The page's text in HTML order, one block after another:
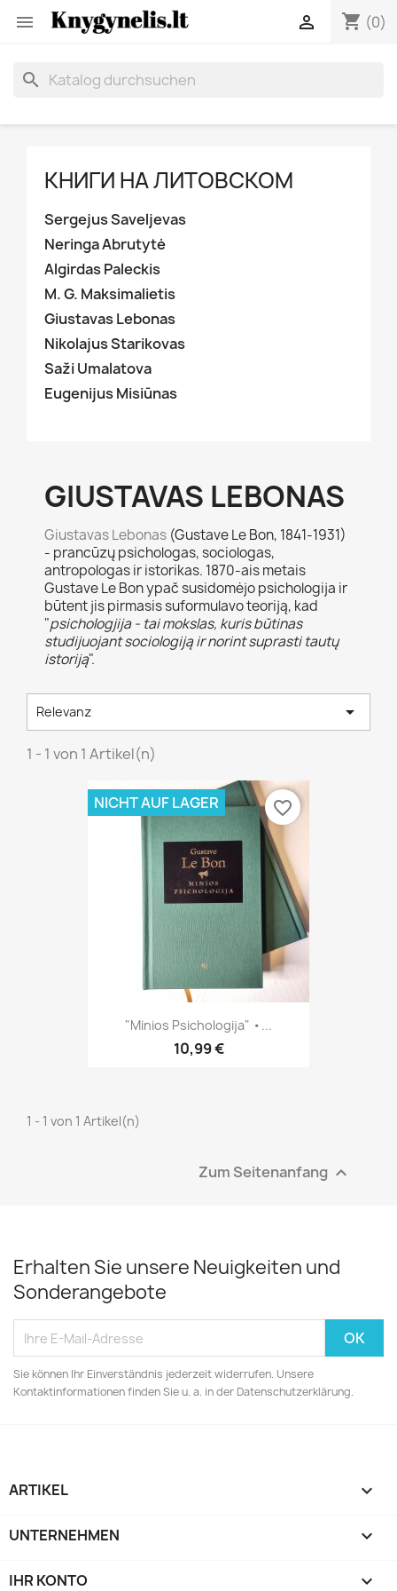
 shopping_cart (0)

search
КНИГИ НА ЛИТОВСКОМ
Sergejus Saveljevas
Neringa Abrutytė
Algirdas Paleckis
M. G. Maksimalietis
Giustavas Lebonas
Nikolajus Starikovas
Saži Umalatova
Eugenijus Misiūnas
GIUSTAVAS LEBONAS
Giustavas Lebonas (Gustave Le Bon, 1841-1931)
- prancūzų psichologas, sociologas,
antropologas ir istorikas. 1870-ais metais
Gustave Le Bon ypač susidomėjo psichologija ir
būtent jis pirmasis suformulavo teoriją, kad
"psichologjija - tai mokslas, kuris būtinas
studijuojant sociologiją ir norint suprasti tautų
istoriją".
Relevanz 
1 - 1 von 1 Artikel(n)
"Minios Psichologija" •...
10,99 €
NICHT AUF LAGER favorite_border
1 - 1 von 1 Artikel(n)
Zum Seitenanfang 
Erhalten Sie unsere Neuigkeiten und
Sonderangebote
Sie können Ihr Einverständnis jederzeit widerrufen. Unsere
Kontaktinformationen finden Sie u. a. in der Datenschutzerklärung.
ARTIKEL 
UNTERNEHMEN 
IHR KONTO 